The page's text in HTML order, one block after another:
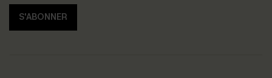
S'ABONNER